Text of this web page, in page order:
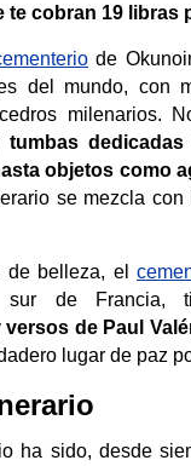
te cobran 19 libras
de
del mundo, con
milenarios.
tumbas
objetos como
se mezcla con
belleza, el
de Francia,
versos de Paul
lugar de paz
ha sido, desde